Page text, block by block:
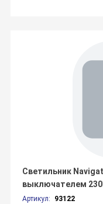
Артикул:
93122
Светильник
выключателем